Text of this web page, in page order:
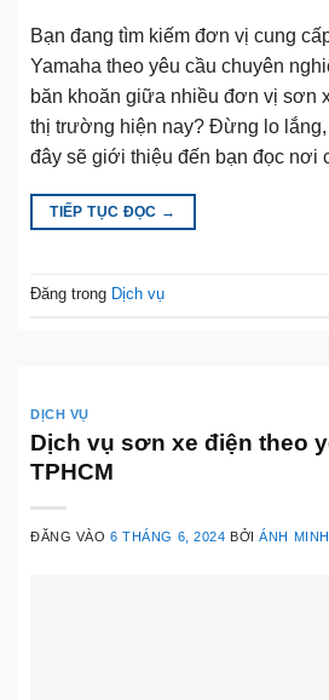
Bạn đang tìm kiếm đơn vị cung
Yamaha theo yêu cầu chuyên
băn khoăn giữa nhiều đơn vị sơn
thị trường hiện nay? Đừng lo lắng,
đây sẽ giới thiệu đến bạn đọc nơi
TIẾP TỤC ĐỌC →
Đăng trong Dịch vụ
DỊCH VỤ
Dịch vụ sơn xe điện theo
TPHCM
ĐĂNG VÀO6 THÁNG 6, 2024 BỞIÁNH MINH